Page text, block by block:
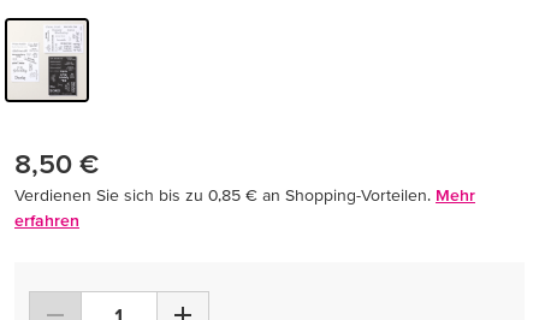
8,50 €
Verdienen Sie sich bis zu 0,85 € an Shopping-Vorteilen. Mehr
erfahren